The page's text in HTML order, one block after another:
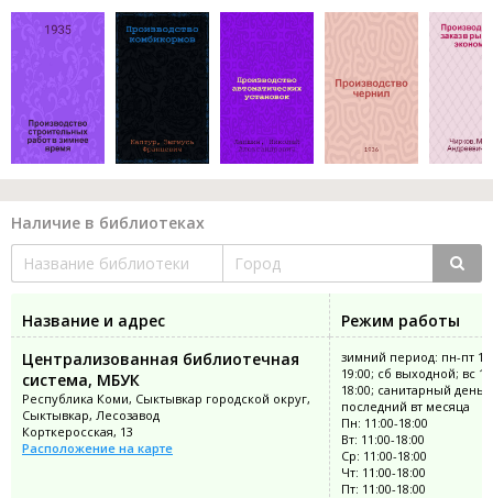
Наличие в библиотеках
Название и адрес
Режим работы
Централизованная библиотечная
система, МБУК
Республика Коми, Сыктывкар городской округ,
Сыктывкар, Лесозавод
Корткеросская, 13
Расположение на карте
зимний период: пн-пт
19:00; сб выходной; вс
18:00; санитарный день:
последний вт месяца
Пн: 11:00-18:00
Вт: 11:00-18:00
Ср: 11:00-18:00
Чт: 11:00-18:00
Пт: 11:00-18:00